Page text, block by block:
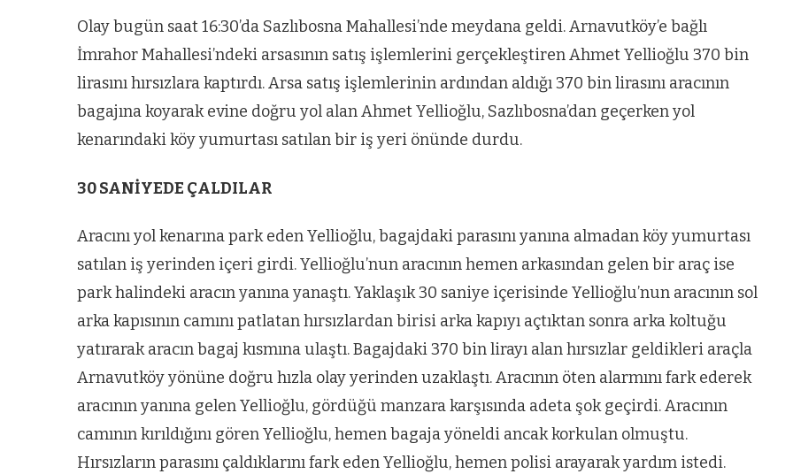
Olay bugün saat 16:30’da Sazlıbosna Mahallesi’nde meydana geldi. Arnavutköy’e bağlı
İmrahor Mahallesi’ndeki arsasının satış işlemlerini gerçekleştiren Ahmet Yellioğlu 370 bin
lirasını hırsızlara kaptırdı. Arsa satış işlemlerinin ardından aldığı 370 bin lirasını aracının
bagajına koyarak evine doğru yol alan Ahmet Yellioğlu, Sazlıbosna’dan geçerken yol
kenarındaki köy yumurtası satılan bir iş yeri önünde durdu.
30 SANİYEDE ÇALDILAR
Aracını yol kenarına park eden Yellioğlu, bagajdaki parasını yanına almadan köy yumurtası
satılan iş yerinden içeri girdi. Yellioğlu’nun aracının hemen arkasından gelen bir araç ise
park halindeki aracın yanına yanaştı. Yaklaşık 30 saniye içerisinde Yellioğlu’nun aracının sol
arka kapısının camını patlatan hırsızlardan birisi arka kapıyı açtıktan sonra arka koltuğu
yatırarak aracın bagaj kısmına ulaştı. Bagajdaki 370 bin lirayı alan hırsızlar geldikleri araçla
Arnavutköy yönüne doğru hızla olay yerinden uzaklaştı. Aracının öten alarmını fark ederek
aracının yanına gelen Yellioğlu, gördüğü manzara karşısında adeta şok geçirdi. Aracının
camının kırıldığını gören Yellioğlu, hemen bagaja yöneldi ancak korkulan olmuştu.
Hırsızların parasını çaldıklarını fark eden Yellioğlu, hemen polisi arayarak yardım istedi.